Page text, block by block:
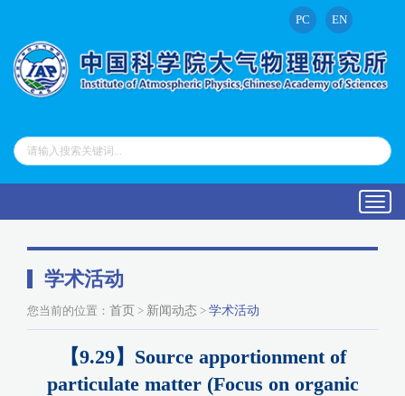
PC EN
学术活动
您当前的位置： 首页 > 新闻动态 > 学术活动
【9.29】Source apportionment of
particulate matter (Focus on organic